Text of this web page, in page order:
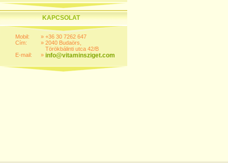
KAPCSOLAT
Mobil:
Cím:
E-mail:
»
»
»
+36 30 7262 647
2040 Budaörs,
Törökbálinti utca 42/B
info@vitaminsziget.com